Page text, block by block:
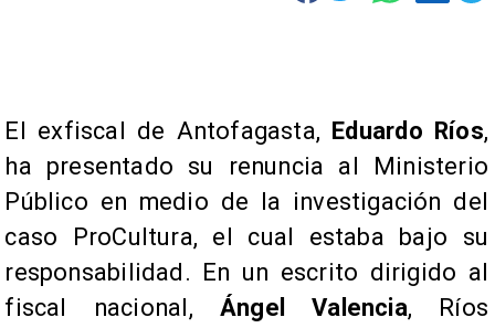
El exfiscal de Antofagasta, Eduardo Ríos,
ha presentado su renuncia al Ministerio
Público en medio de la investigación del
caso ProCultura, el cual estaba bajo su
responsabilidad. En un escrito dirigido al
fiscal nacional, Ángel Valencia, Ríos